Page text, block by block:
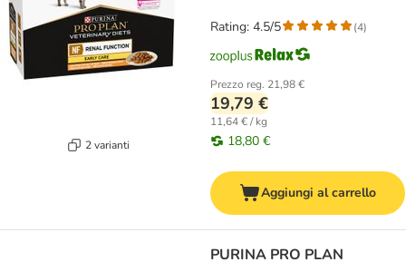
2 varianti
Prezzo reg. 21,98 €
19,79 €
11,64 € / kg
18,80 €
Rating: 4.5/5 (4)
Aggiungi al carrello
PURINA PRO PLAN